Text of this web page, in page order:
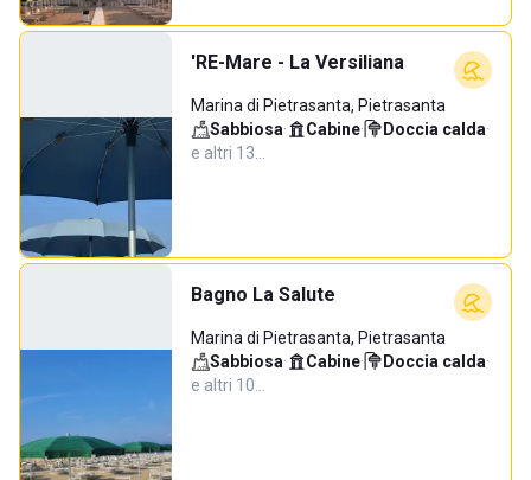
'RE-Mare - La Versiliana
Marina di Pietrasanta, Pietrasanta
Sabbiosa· Cabine· Doccia calda·
e altri 13…
Bagno La Salute
Marina di Pietrasanta, Pietrasanta
Sabbiosa· Cabine· Doccia calda·
e altri 10…